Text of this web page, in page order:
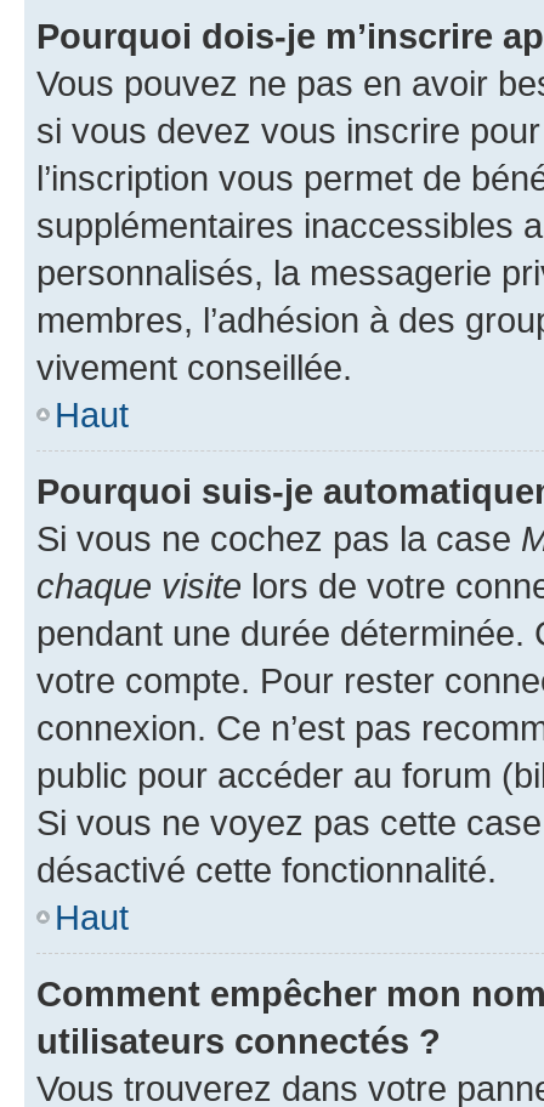
Pourquoi dois-je m’inscrire
Vous pouvez ne pas en avoir
si vous devez vous inscrire
l’inscription vous permet de
supplémentaires inaccessibles
personnalisés, la messagerie
membres, l’adhésion à des
vivement conseillée.
Haut
Pourquoi suis-je
Si vous ne cochez pas la case
chaque visite lors de votre
pendant une durée déterminée.
votre compte. Pour rester
connexion. Ce n’est pas
public pour accéder au forum
Si vous ne voyez pas cette
désactivé cette fonctionnalité.
Haut
Comment empêcher mon
utilisateurs connectés ?
Vous trouverez dans votre